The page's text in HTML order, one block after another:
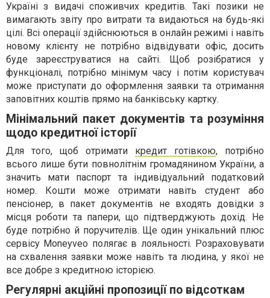
Україні з видачі споживчих кредитів. Такі позики не
вимагають звіту про витрати та видаються на будь-які
цілі. Всі операції здійснюються в онлайн режимі і навіть
новому клієнту не потрібно відвідувати офіс, досить
буде зареєструватися на сайті. Щоб розібратися у
функціоналі, потрібно мінімум часу і потім користувач
може приступати до оформлення заявки та отримання
заповітних коштів прямо на банківську картку.
Мінімальний пакет документів та розуміння
щодо кредитної історії
Для того, щоб отримати кредит готівкою, потрібно
всього лише бути повнолітнім громадянином України, а
значить мати паспорт та індивідуальний податковий
номер. Кошти може отримати навіть студент або
пенсіонер, в пакет документів не входять довідки з
місця роботи та папери, що підтверджують дохід. Не
буде потрібно й поручителів. Ще один унікальний плюс
сервісу Moneyveo полягає в лояльності. Розраховувати
на схвалення заявки може навіть та людина, у якої не
все добре з кредитною історією.
Регулярні акційні пропозиції по відсоткам